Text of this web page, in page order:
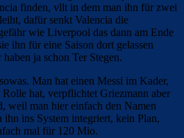
finden, vllt in dem man ihn für zwei
dafür senkt Valencia die
wie Liverpool das dann am Ende
ihn für eine Saison dort gelassen
ja schon Ter Stegen.
Man hat einen Messi im Kader,
Rolle hat, verpflichtet Griezmann aber
weil man hier einfach den Namen
ihn ins System integriert, kein Plan,
mal für 120 Mio.